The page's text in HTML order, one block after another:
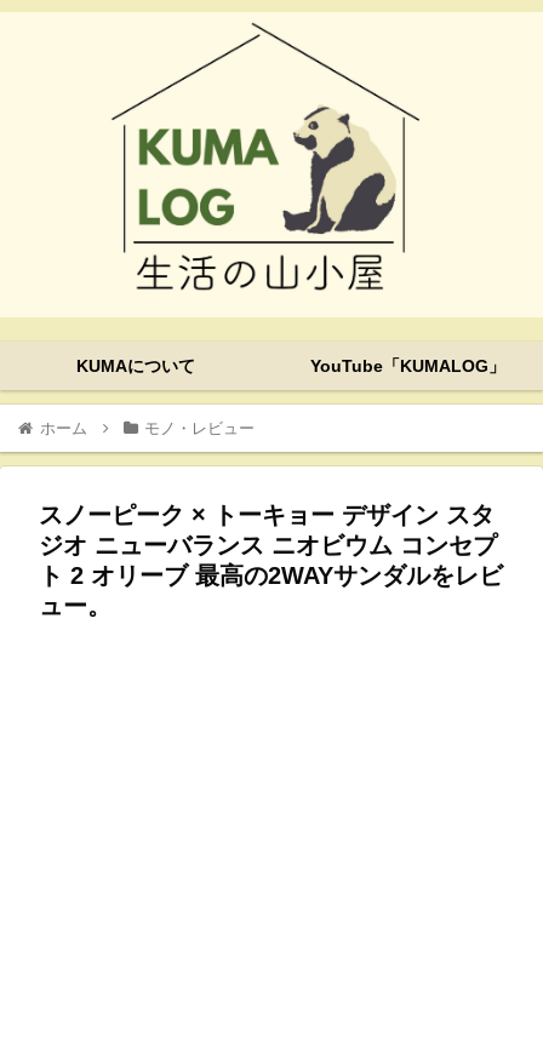
KUMAについて YouTube「KUMALOG」
ホーム モノ・レビュー
スノーピーク × トーキョー デザイン スタ
ジオ ニューバランス ニオビウム コンセプ
ト 2 オリーブ 最高の2WAYサンダルをレビ
ュー。